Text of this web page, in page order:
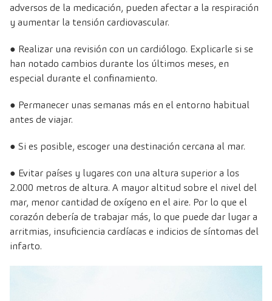
adversos de la medicación, pueden afectar a la respiración
y aumentar la tensión cardiovascular.
● Realizar una revisión con un cardiólogo. Explicarle si se
han notado cambios durante los últimos meses, en
especial durante el confinamiento.
● Permanecer unas semanas más en el entorno habitual
antes de viajar.
● Si es posible, escoger una destinación cercana al mar.
● Evitar países y lugares con una altura superior a los
2.000 metros de altura. A mayor altitud sobre el nivel del
mar, menor cantidad de oxígeno en el aire. Por lo que el
corazón debería de trabajar más, lo que puede dar lugar a
arritmias, insuficiencia cardíacas e indicios de síntomas del
infarto.